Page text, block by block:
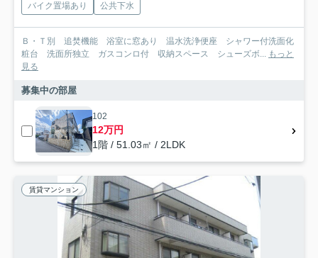
バイク置場あり
公共下水
Ｂ・Ｔ別 追焚機能 浴室に窓あり 温水洗浄便座 シャワー付洗面化
粧台 洗面所独立 ガスコンロ付 収納スペース シューズボ... もっと
見る
募集中の部屋
102
12万円
1階 / 51.03㎡ / 2LDK
賃貸マンション